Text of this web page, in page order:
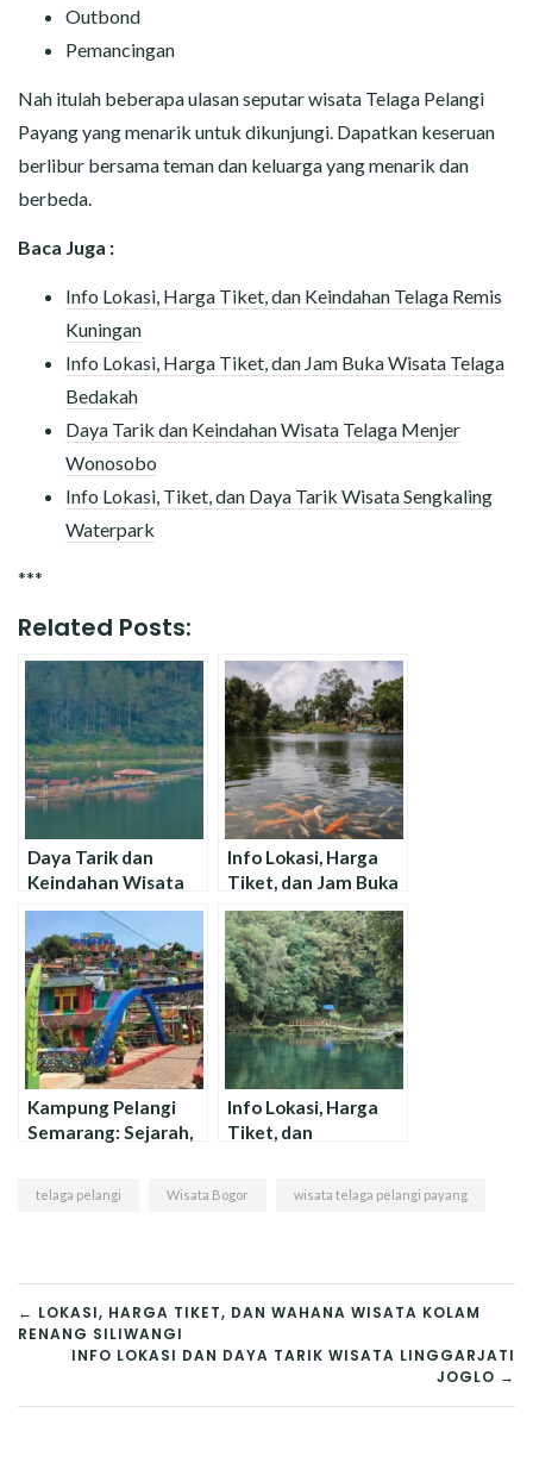
Outbond
Pemancingan
Nah itulah beberapa ulasan seputar wisata Telaga Pelangi
Payang yang menarik untuk dikunjungi. Dapatkan keseruan
berlibur bersama teman dan keluarga yang menarik dan
berbeda.
Baca Juga :
Info Lokasi, Harga Tiket, dan Keindahan Telaga Remis
Kuningan
Info Lokasi, Harga Tiket, dan Jam Buka Wisata Telaga
Bedakah
Daya Tarik dan Keindahan Wisata Telaga Menjer
Wonosobo
Info Lokasi, Tiket, dan Daya Tarik Wisata Sengkaling
Waterpark
***
Related Posts:
Daya Tarik dan
Keindahan Wisata
Telaga Menjer
Wonosobo
Info Lokasi, Harga
Tiket, dan Jam Buka
Wisata Telaga
Bedakah
Kampung Pelangi
Semarang: Sejarah,
Info Lokasi, Harga
Tiket, dan
telaga pelangi Wisata Bogor wisata telaga pelangi payang
NAVIGASI
POS
← LOKASI, HARGA TIKET, DAN WAHANA WISATA KOLAM
RENANG SILIWANGI
INFO LOKASI DAN DAYA TARIK WISATA LINGGARJATI
JOGLO →